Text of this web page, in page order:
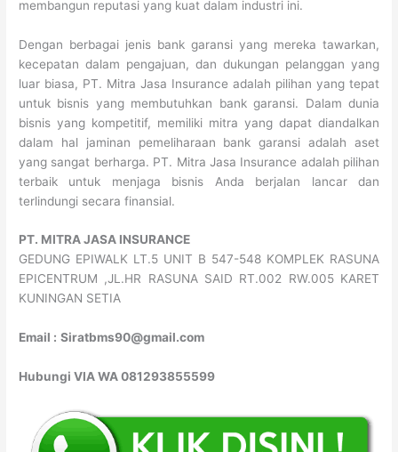
membangun reputasi yang kuat dalam industri ini.
Dengan berbagai jenis bank garansi yang mereka tawarkan,
kecepatan dalam pengajuan, dan dukungan pelanggan yang
luar biasa, PT. Mitra Jasa Insurance adalah pilihan yang tepat
untuk bisnis yang membutuhkan bank garansi. Dalam dunia
bisnis yang kompetitif, memiliki mitra yang dapat diandalkan
dalam hal jaminan pemeliharaan bank garansi adalah aset
yang sangat berharga. PT. Mitra Jasa Insurance adalah pilihan
terbaik untuk menjaga bisnis Anda berjalan lancar dan
terlindungi secara finansial.
PT. MITRA JASA INSURANCE
GEDUNG EPIWALK LT.5 UNIT B 547-548 KOMPLEK RASUNA
EPICENTRUM ,JL.HR RASUNA SAID RT.002 RW.005 KARET
KUNINGAN SETIA
Email : Siratbms90@gmail.com
Hubungi VIA WA 081293855599